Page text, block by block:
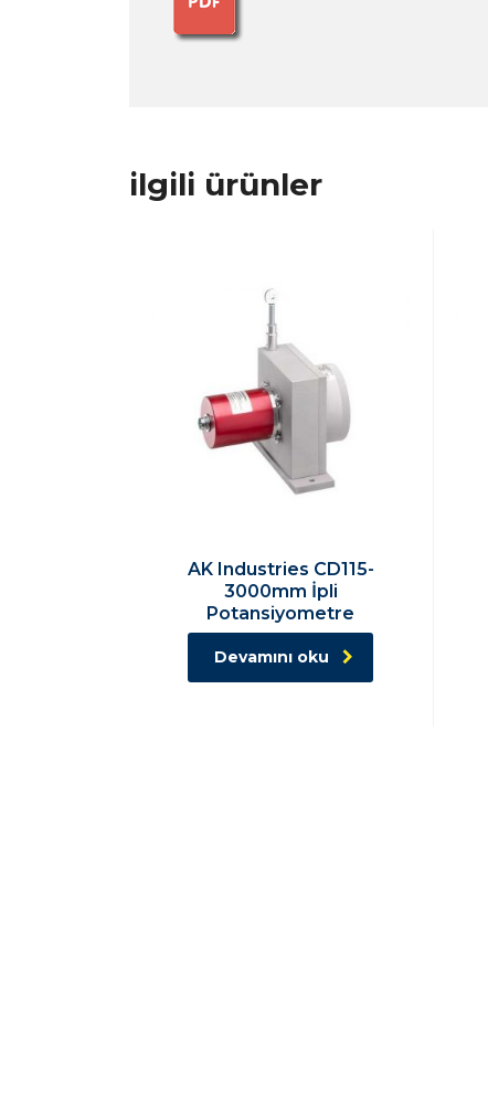
ilgili ürünler
AK Industries CD115-
3000mm İpli
Potansiyometre
Devamını oku